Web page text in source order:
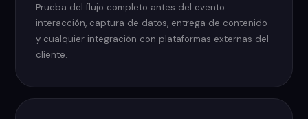
Prueba del flujo completo antes del evento:
interacción, captura de datos, entrega de contenido
y cualquier integración con plataformas externas del
cliente.